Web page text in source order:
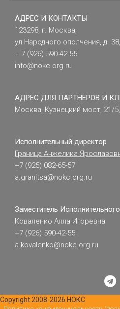
АДРЕС И КОНТАКТЫ
123298, г. Москва,
ул.Народного ополчения, д.
+ 7 (926) 590-42-55
info@nokc.org.ru
АДРЕС ДЛЯ ПАРТНЕРОВ И
Москва, Кузнецкий мост, 21/
Исполнительный директор
Граница Анжелика
+7 (925) 082-65-57
a.granitsa@nokc.org.ru
Заместитель
Коваленко Алла Игоревна
+7 (926) 590-42-55
a.kovalenko@nokc.org.ru
Copyright 2008-2026 НОКС